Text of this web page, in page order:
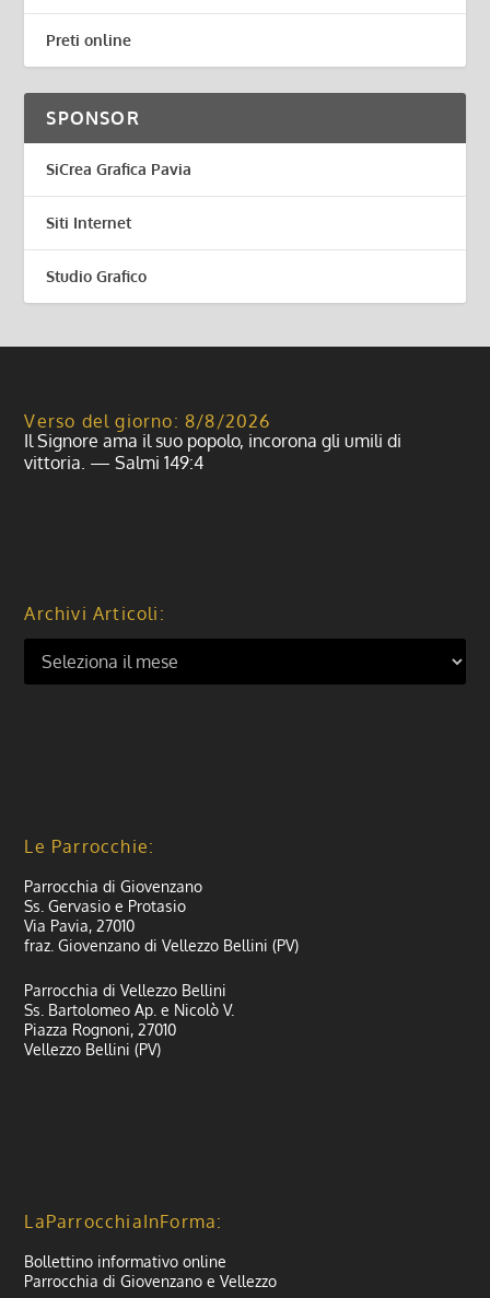
Preti online
SPONSOR
SiCrea Grafica Pavia
Siti Internet
Studio Grafico
Verso del giorno: 8/8/2026
Il Signore ama il suo popolo, incorona gli umili di
vittoria. — Salmi 149:4
Archivi Articoli:
Le Parrocchie:
Parrocchia di Giovenzano
Ss. Gervasio e Protasio
Via Pavia, 27010
fraz. Giovenzano di Vellezzo Bellini (PV)
Parrocchia di Vellezzo Bellini
Ss. Bartolomeo Ap. e Nicolò V.
Piazza Rognoni, 27010
Vellezzo Bellini (PV)
LaParrocchiaInForma:
Bollettino informativo online
Parrocchia di Giovenzano e Vellezzo